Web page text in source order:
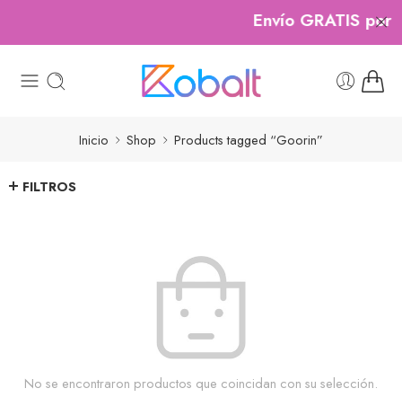
Envío GRATIS
Inicio Shop Products tagged “Goorin”
FILTROS
No se encontraron productos que coincidan con su selección.